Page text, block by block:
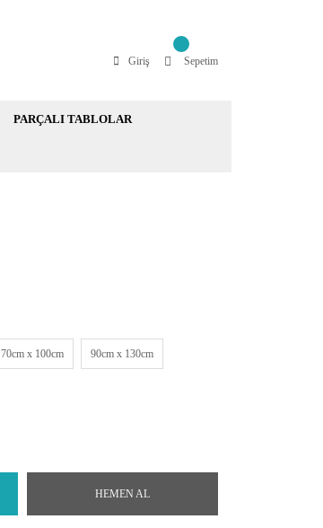
Giriş Sepetim
PARÇALI TABLOLAR
70cm x 100cm 90cm x 130cm
HEMEN AL